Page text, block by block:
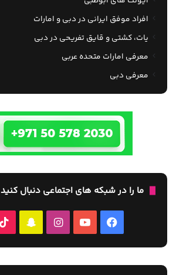
افراد موفق ایرانی در دبی و امارات
یات، کشتی و قایق تفریحی در دبی
معرفی امارات متحده عربی
معرفی دبی
ما را در شبکه های اجتماعی دنبال کنید
فیس
بوک
یوتیوب اینستاگرام
‫اسنپ
چت